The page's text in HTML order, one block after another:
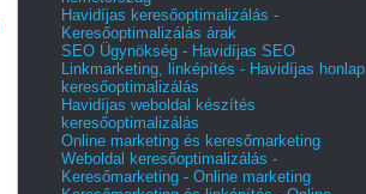
Havidíjas keresőoptimalizálás -
Keresőoptimalizálás árak
SEO Ügynökség - Havidíjas SEO
Linkmarketing, linképítés - Havidíjas honlap
keresőoptimalizálás
Havidíjas weboldal készítés
keresőoptimalizálás
Online marketing és keresőmarketing
Weboldal keresőoptimalizálás -
Keresőmarketing - Online marketing